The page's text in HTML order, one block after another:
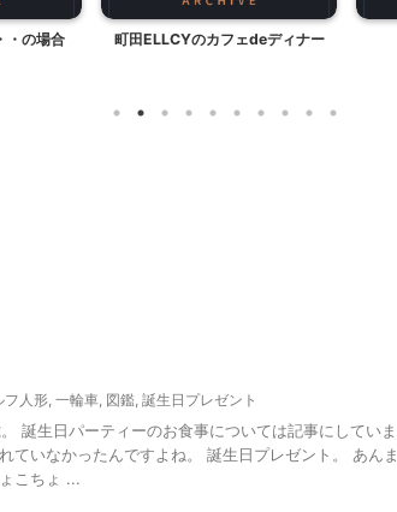
・の場合 町田ELLCYのカフェdeディナー
フ人形 一輪車 図鑑 誕生日プレゼント
誕生日パーティーのお食事については記事にしていま
ていなかったんですよね。 誕生日プレゼント。 あんま
こちょ ...